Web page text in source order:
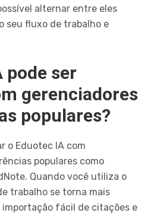
alternar entre eles
seu fluxo de trabalho e
pode ser
gerenciadores
populares?
o Eduotec IA com
populares como
Quando você utiliza o
trabalho se torna mais
fácil de citações e